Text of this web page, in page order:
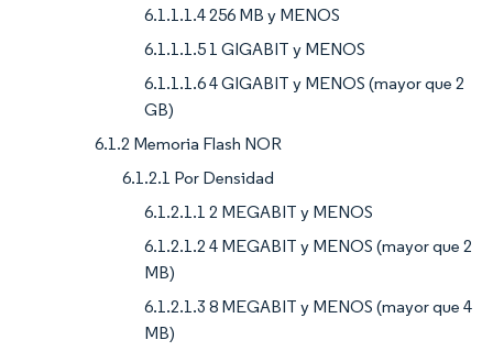
6.1.1.1.4 256 MB y MENOS
6.1.1.1.5 1 GIGABIT y MENOS
6.1.1.1.6 4 GIGABIT y MENOS (mayor que 2
GB)
6.1.2 Memoria Flash NOR
6.1.2.1 Por Densidad
6.1.2.1.1 2 MEGABIT y MENOS
6.1.2.1.2 4 MEGABIT y MENOS (mayor que 2
MB)
6.1.2.1.3 8 MEGABIT y MENOS (mayor que 4
MB)